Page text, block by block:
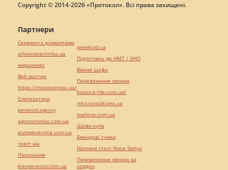
Copyright © 2014-2026 «Протокол». Всі права захищені.
Партнери
Сережки з діамантами
alliancetechnika.ua
миралинкс
Веб мастер
https://motokosmos.ua/
Синтезатори
perevod.agency
agrotechnika.com.ua
europeservice.com.ua
текст юа
Посилання
kievperevod.com.ua
pereklad.ua
Підготовка до НМТ / ЗНО
Винна шафа
Перевезення хворих
hospice-life.com.ua/
mk-translations.ua
maltina.com.ua
Шафи купе
Брендові сумки
Натяжні стелі Nova Stelya
Перевезення хворих за
кордон